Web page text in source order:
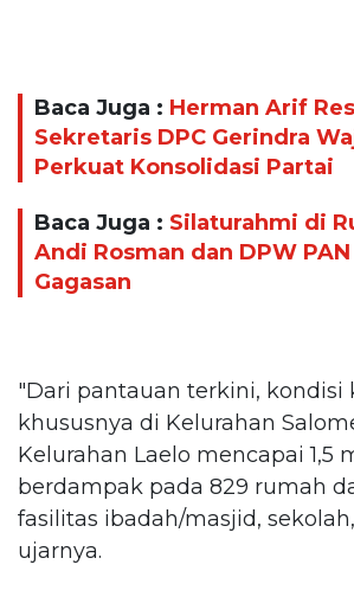
Baca Juga : Herman Arif
Sekretaris DPC Gerindra
Perkuat Konsolidasi Partai
Baca Juga : Silaturahmi di
Andi Rosman dan DPW
Gagasan
"Dari pantauan terkini, kondisi
khususnya di Kelurahan
Kelurahan Laelo mencapai 1,5
berdampak pada 829 rumah
fasilitas ibadah/masjid,
ujarnya.